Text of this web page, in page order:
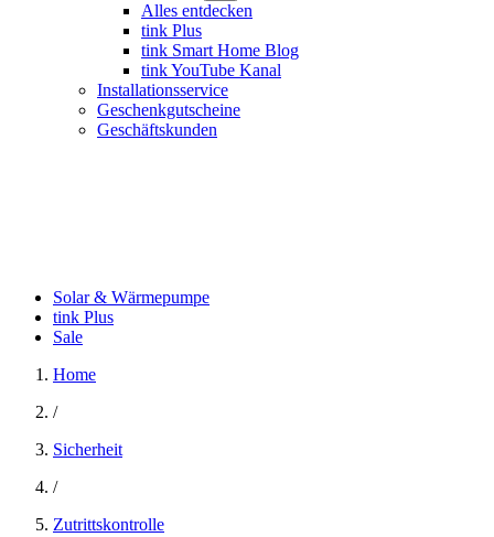
Alles entdecken
tink Plus
tink Smart Home Blog
tink YouTube Kanal
Installationsservice
Geschenkgutscheine
Geschäftskunden
Solar & Wärmepumpe
tink Plus
Sale
Home
/
Sicherheit
/
Zutrittskontrolle